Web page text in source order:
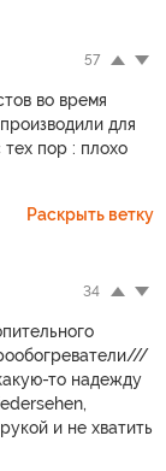
57
во время
для
пор : плохо
Раскрыть ветку
34
то надежду
и не хватить